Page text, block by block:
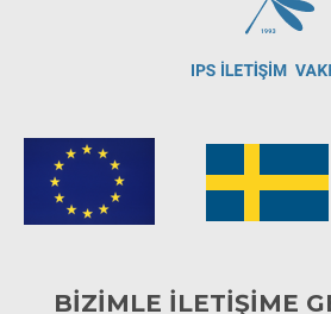
BİZİMLE İLETİŞİME